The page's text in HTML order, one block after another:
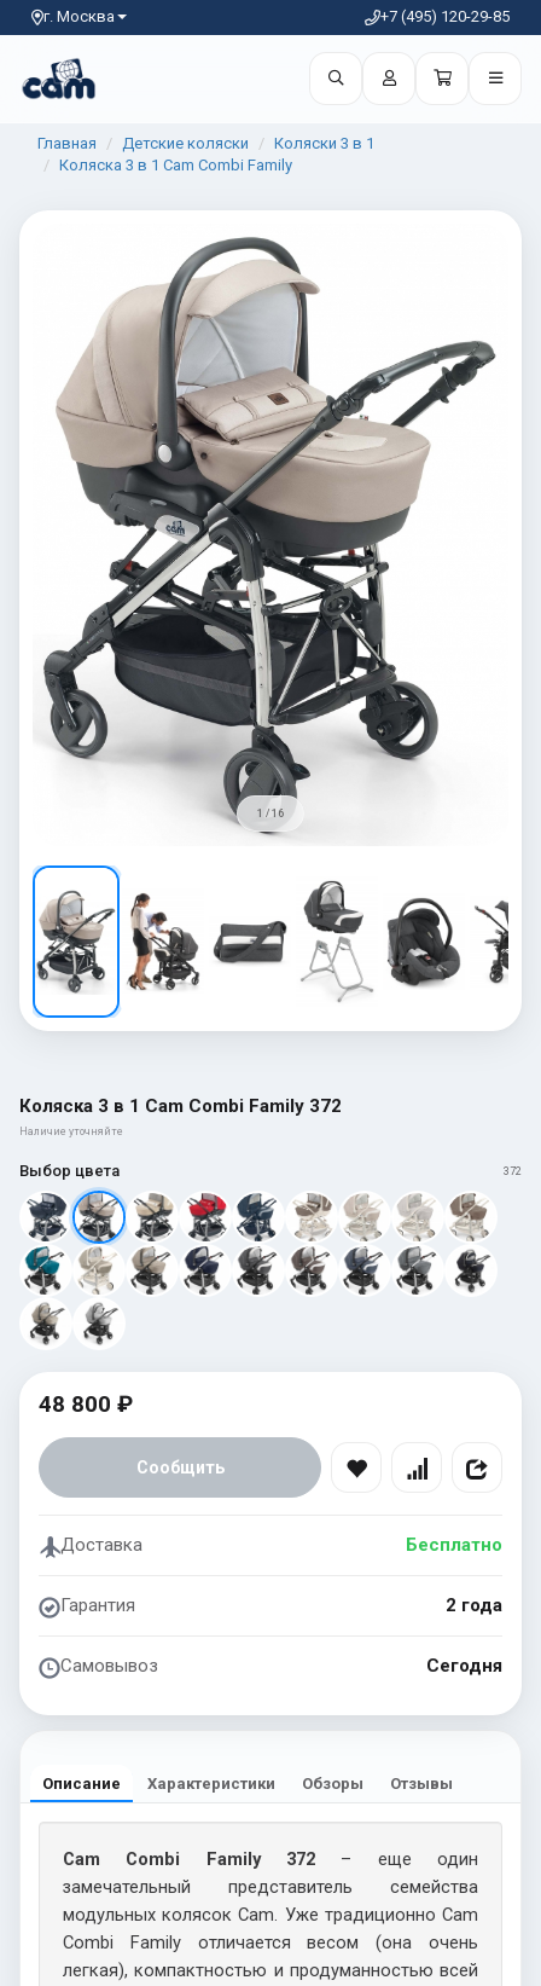
г. Москва +7 (495) 120-29-85
Главная Детские коляски
Коляски 3 в 1
Коляска 3 в 1 Cam Combi Family
1 / 16
Коляска 3 в 1 Cam Combi Family 372
Наличие уточняйте
Выбор цвета 372
48 800 ₽
Сообщить
Доставка Бесплатно
Гарантия 2 года
Самовывоз Сегодня
Описание Характеристики Обзоры Отзывы
Cam Combi Family 372 – еще один
замечательный представитель семейства
модульных колясок Cam. Уже традиционно Cam
Combi Family отличается весом (она очень
легкая), компактностью и продуманностью всей